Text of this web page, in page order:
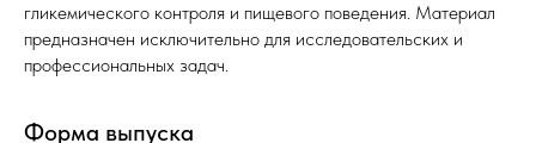
гликемического контроля и пищевого поведения. Материал
предназначен исключительно для исследовательских и
профессиональных задач.
Форма выпуска